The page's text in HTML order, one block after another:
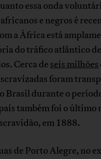
essa onda
e negros é
a África está
do tráfico atlântico de
Cerca de seis milhões
foram
Brasil durante o
também foi o último
em 1888.
de Porto Alegre, no